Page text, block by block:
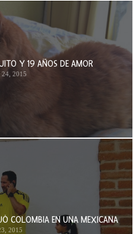
Y 19 AÑOS DE AMOR
24, 2015
COLOMBIA EN UNA MEXICANA
2015